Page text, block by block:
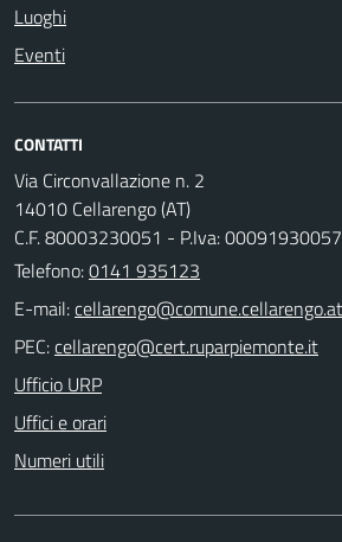
Luoghi
Eventi
CONTATTI
Via Circonvallazione n. 2
14010 Cellarengo (AT)
C.F. 80003230051 - P.Iva: 00091930057
Telefono:0141 935123
E-mail:
PEC:
Ufficio URP
Uffici e orari
Numeri utili